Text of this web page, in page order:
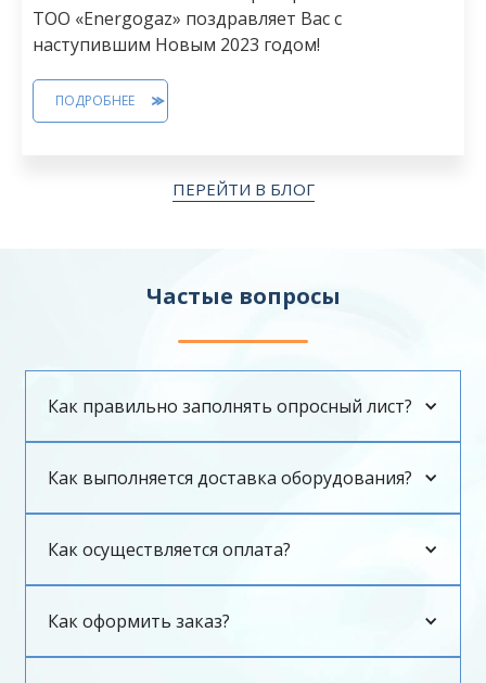
ТОО «Energogaz» поздравляет Вас с
наступившим Новым 2023 годом!
ПОДРОБНЕЕ
ПЕРЕЙТИ В БЛОГ
Частые вопросы
Как правильно заполнять опросный лист?
Как выполняется доставка оборудования?
Как осуществляется оплата?
Как оформить заказ?